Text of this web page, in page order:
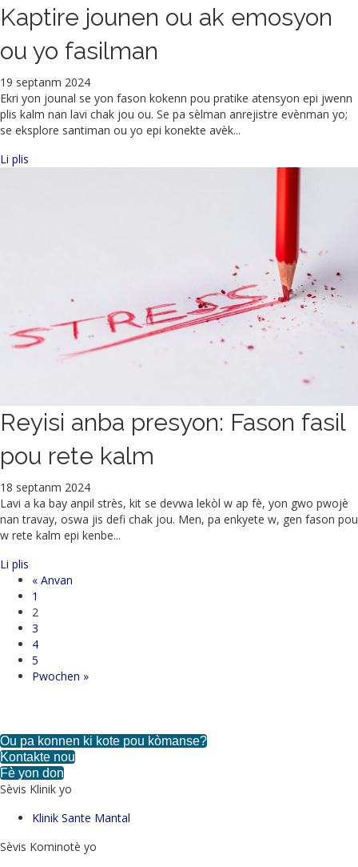
Kaptire jounen ou ak emosyon
ou yo fasilman
19 septanm 2024
Ekri yon jounal se yon fason kokenn pou pratike atensyon epi jwenn
plis kalm nan lavi chak jou ou. Se pa sèlman anrejistre evènman yo;
se eksplore santiman ou yo epi konekte avèk...
Li plis
Reyisi anba presyon: Fason fasil
pou rete kalm
18 septanm 2024
Lavi a ka bay anpil strès, kit se devwa lekòl w ap fè, yon gwo pwojè
nan travay, oswa jis defi chak jou. Men, pa enkyete w, gen fason pou
w rete kalm epi kenbe...
Li plis
« Anvan
1
2
3
4
5
Pwochen »
Ou pa konnen ki kote pou kòmanse?
Kontakte nou
Fè yon don
Sèvis Klinik yo
Klinik Sante Mantal
Sèvis Kominotè yo